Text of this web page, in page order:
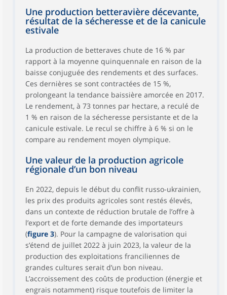
Une production betteravière décevante,
résultat de la sécheresse et de la canicule
estivale
La production de betteraves chute de 16 % par
rapport à la moyenne quinquennale en raison de la
baisse conjuguée des rendements et des surfaces.
Ces dernières se sont contractées de 15 %,
prolongeant la tendance baissière amorcée en 2017.
Le rendement, à 73 tonnes par hectare, a reculé de
1 % en raison de la sécheresse persistante et de la
canicule estivale. Le recul se chiffre à 6 % si on le
compare au rendement moyen olympique.
Une valeur de la production agricole
régionale d’un bon niveau
En 2022, depuis le début du conflit russo-ukrainien,
les prix des produits agricoles sont restés élevés,
dans un contexte de réduction brutale de l’offre à
l’export et de forte demande des importateurs
(figure 3). Pour la campagne de valorisation qui
s’étend de juillet 2022 à juin 2023, la valeur de la
production des exploitations franciliennes de
grandes cultures serait d’un bon niveau.
L’accroissement des coûts de production (énergie et
engrais notamment) risque toutefois de limiter la